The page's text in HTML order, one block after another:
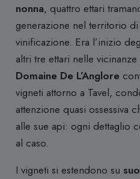
nonna, quattro ettari
generazione nel territorio
vinificazione. Era l’inizio
altri tre ettari nelle
Domaine De L’Anglore
vigneti attorno a Tavel,
attenzione quasi ossessiva
alle sue api: ogni dettaglio
al caso.
I vigneti si estendono su